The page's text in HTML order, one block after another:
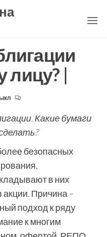
лицу? |
Какие бумаги
безопасных
в них
акции. Причина –
подход к ряду
к многим